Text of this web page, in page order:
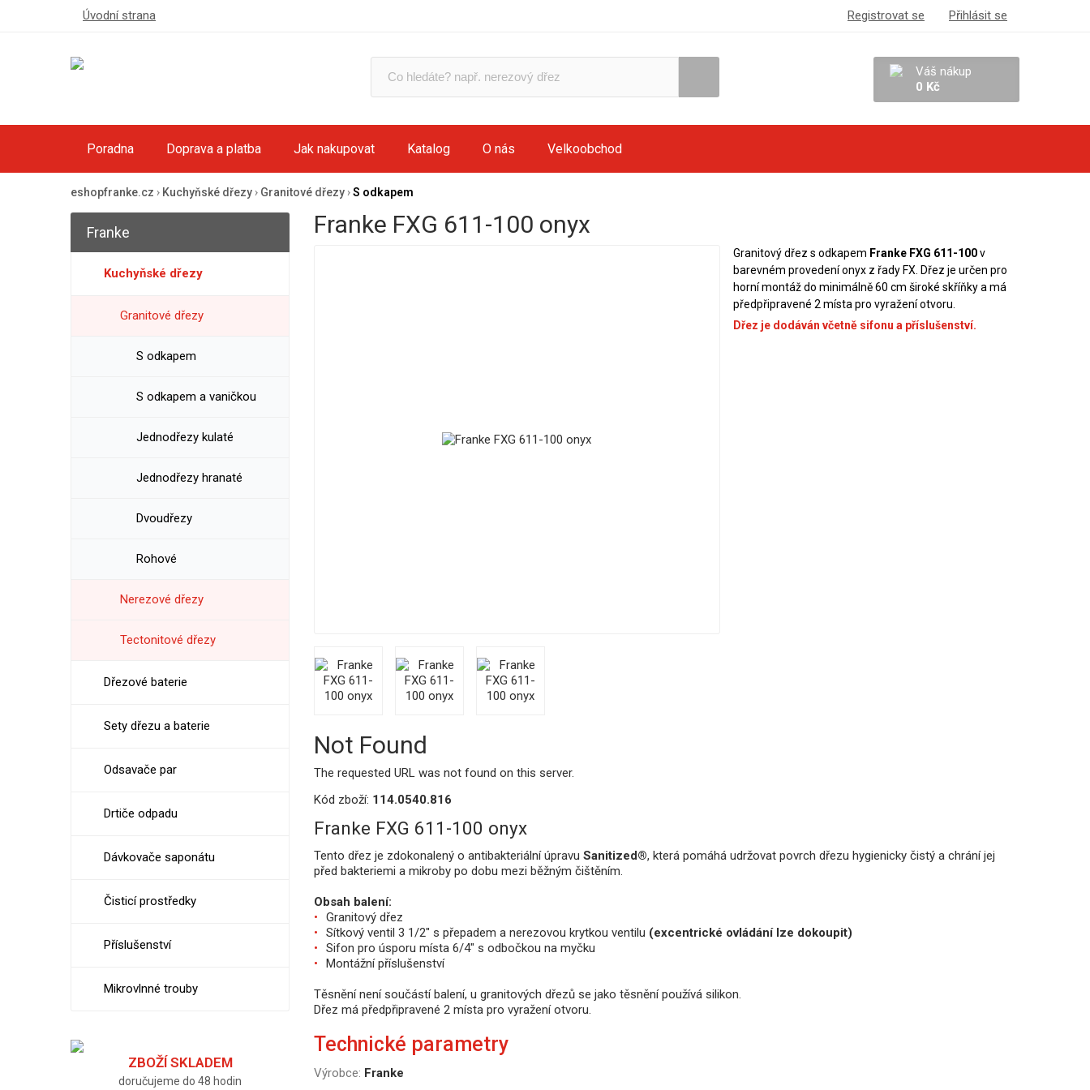
Úvodní strana Registrovat se Přihlásit se
Váš nákup
0 Kč
Poradna Doprava a platba Jak nakupovat Katalog O nás Velkoobchod
eshopfranke.cz › Kuchyňské dřezy› Granitové dřezy›S odkapem
Franke FXG 611-100 onyx
Granitový dřez s odkapem Franke FXG 611-100v
barevném provedení onyx z řady FX. Dřez je určen pro
horní montáž do minimálně 60 cm široké skříňky a má
předpřipravené 2 místa pro vyražení otvoru.
Dřez je dodáván včetně sifonu a příslušenství.
Not Found
The requested URL was not found on this server.
Kód zboží: 114.0540.816
Franke FXG 611-100 onyx
Tento dřez je zdokonalený o antibakteriální úpravu Sanitized®, která pomáhá udržovat povrch dřezu hygienicky čistý a chrání jej
před bakteriemi a mikroby po dobu mezi běžným čištěním.
Obsah balení:
Granitový dřez
Sítkový ventil 3 1/2" s přepadem a nerezovou krytkou ventilu (excentrické ovládání lze dokoupit)
Sifon pro úsporu místa 6/4" s odbočkou na myčku
Montážní příslušenství
Těsnění není součástí balení, u granitových dřezů se jako těsnění používá silikon.
Dřez má předpřipravené 2 místa pro vyražení otvoru.
Technické parametry
Výrobce: Franke
Franke
Kuchyňské dřezy
Granitové dřezy
S odkapem
S odkapem a vaničkou
Jednodřezy kulaté
Jednodřezy hranaté
Dvoudřezy
Rohové
Nerezové dřezy
Tectonitové dřezy
Dřezové baterie
Sety dřezu a baterie
Odsavače par
Drtiče odpadu
Dávkovače saponátu
Čisticí prostředky
Příslušenství
Mikrovlnné trouby
ZBOŽÍ SKLADEM
doručujeme do 48 hodin